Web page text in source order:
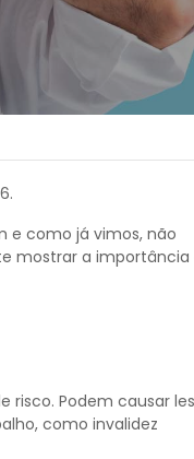
e como já vimos, não
mostrar a importância
risco. Podem causar
como invalidez